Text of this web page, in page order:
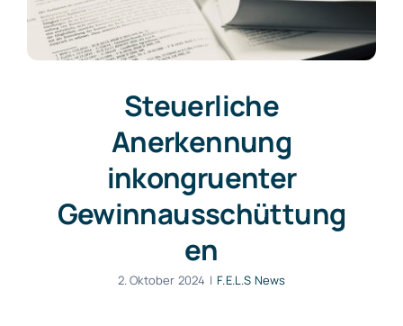
Steuerliche
Anerkennung
inkongruenter
Gewinnausschüttung
en
2. Oktober 2024 | F.E.L.S News